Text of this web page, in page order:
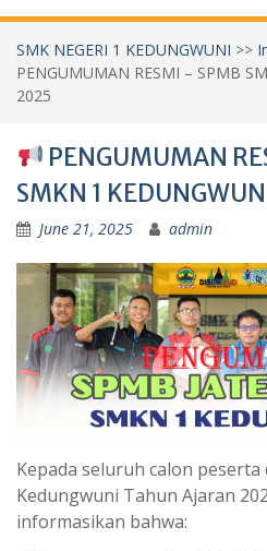
SMK NEGERI 1 KEDUNGWUNI >>
PENGUMUMAN RESMI – SPMB
2025
PENGUMUMAN
SMKN 1
June 21, 2025 admin
Kepada seluruh calon peserta
Kedungwuni Tahun Ajaran
informasikan bahwa: